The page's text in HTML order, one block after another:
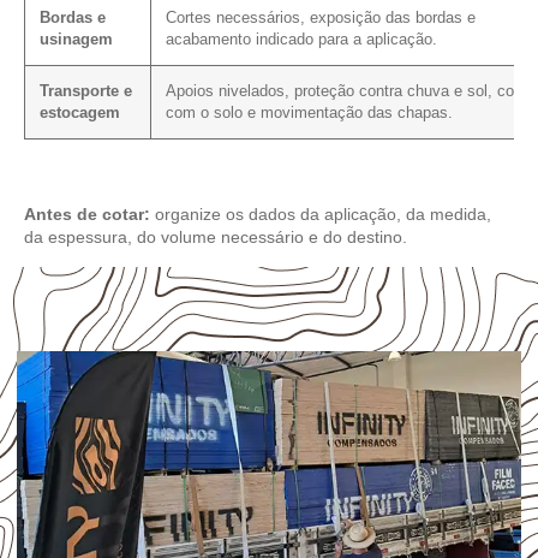
Bordas e
usinagem
Cortes necessários, exposição das bordas e
acabamento indicado para a aplicação.
Transporte e
estocagem
Apoios nivelados, proteção contra chuva e sol,
com o solo e movimentação das chapas.
Antes de cotar: organize os dados da aplicação, da medida,
da espessura, do volume necessário e do destino.